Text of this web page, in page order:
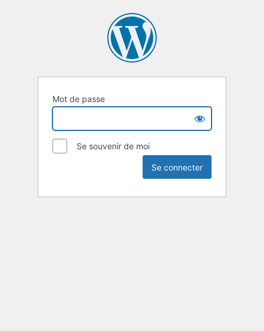
Mot de passe
Se souvenir de moi